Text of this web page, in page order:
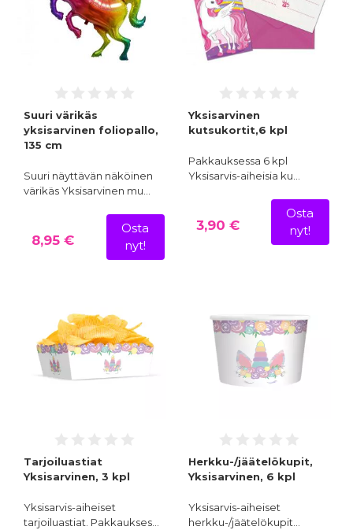
Suuri värikäs
yksisarvinen foliopallo,
135 cm
Suuri näyttävän näköinen
värikäs Yksisarvinen mu…
8,95 €
Osta
nyt!
Yksisarvinen
kutsukortit,6 kpl
Pakkauksessa 6 kpl
Yksisarvis-aiheisia ku…
3,90 €
Osta
nyt!
Tarjoiluastiat
Yksisarvinen, 3 kpl
Yksisarvis-aiheiset
tarjoiluastiat. Pakkaukses…
Herkku-/jäätelökupit,
Yksisarvinen, 6 kpl
Yksisarvis-aiheiset
herkku-/jäätelökupit…